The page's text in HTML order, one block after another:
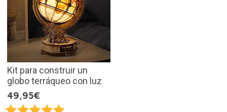
Kit para construir un
globo terráqueo con luz
49,95€